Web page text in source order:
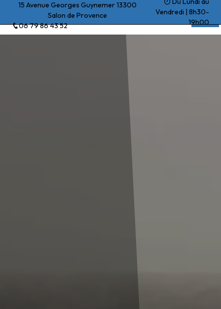
15 Avenue Georges Guynemer 13300
Salon de Provence
06 79 86 43 52
Vendredi | 8h30-
19h00
Beck Yohan
Panneau de gestion des cookies